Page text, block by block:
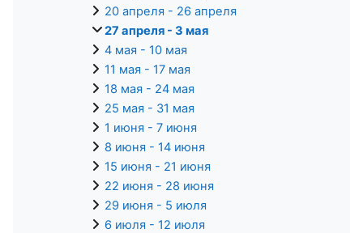
20 апреля - 26 апреля
27 апреля - 3 мая
4 мая - 10 мая
11 мая - 17 мая
18 мая - 24 мая
25 мая - 31 мая
1 июня - 7 июня
8 июня - 14 июня
15 июня - 21 июня
22 июня - 28 июня
29 июня - 5 июля
6 июля - 12 июля